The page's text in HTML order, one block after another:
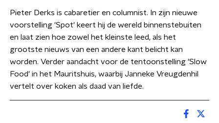
Pieter Derks is cabaretier en columnist. In zijn nieuwe
voorstelling 'Spot' keert hij de wereld binnenstebuiten
en laat zien hoe zowel het kleinste leed, als het
grootste nieuws van een andere kant belicht kan
worden. Verder aandacht voor de tentoonstelling 'Slow
Food' in het Mauritshuis, waarbij Janneke Vreugdenhil
vertelt over koken als daad van liefde.